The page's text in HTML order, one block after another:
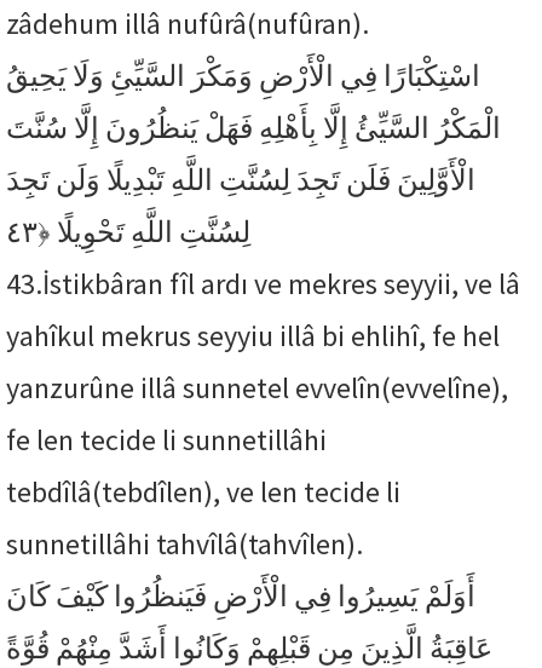
zâdehum illâ nufûrâ(nufûran).
اسْتِكْبَارًا فِي الْأَرْضِ وَمَكْرَ السَّيِّئِ وَلَا يَحِيقُ
الْمَكْرُ السَّيِّئُ إِلَّا بِأَهْلِهِ فَهَلْ يَنظُرُونَ إِلَّا سُنَّتَ
الْأَوَّلِينَ فَلَن تَجِدَ لِسُنَّتِ اللَّهِ تَبْدِيلًا وَلَن تَجِدَ
لِسُنَّتِ اللَّهِ تَحْوِيلًا ﴿٤٣
43.İstikbâran fîl ardı ve mekres seyyii, ve lâ
yahîkul mekrus seyyiu illâ bi ehlihî, fe hel
yanzurûne illâ sunnetel evvelîn(evvelîne),
fe len tecide li sunnetillâhi
tebdîlâ(tebdîlen), ve len tecide li
sunnetillâhi tahvîlâ(tahvîlen).
أَوَلَمْ يَسِيرُوا فِي الْأَرْضِ فَيَنظُرُوا كَيْفَ كَانَ
عَاقِبَةُ الَّذِينَ مِن قَبْلِهِمْ وَكَانُوا أَشَدَّ مِنْهُمْ قُوَّةً